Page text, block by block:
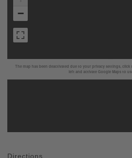
The map has been deactivated due to your privacy settings,
left and activate Google Maps to
−
Directions